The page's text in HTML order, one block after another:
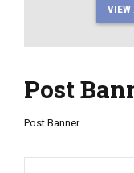
VIEW
Post
Post Banner